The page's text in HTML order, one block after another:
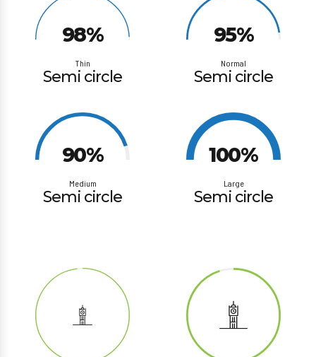
98%
Thin
Semi circle
95%
Normal
Semi circle
90%
Medium
Semi circle
100%
Large
Semi circle